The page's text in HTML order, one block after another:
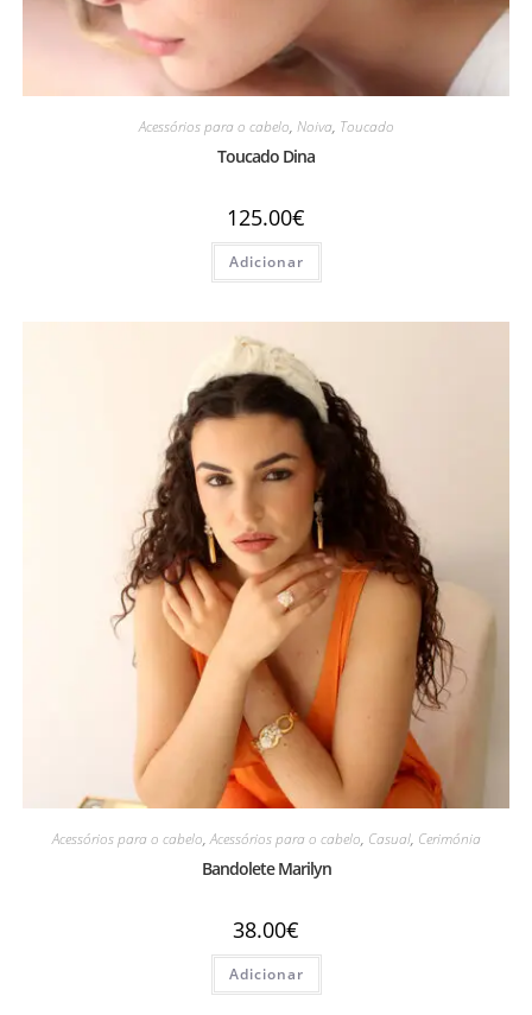
Acessórios para o cabelo, Noiva, Toucado
Toucado Dina
125.00€
Adicionar
Acessórios para o cabelo,Acessórios para o cabelo, Casual, Cerimónia
Bandolete Marilyn
38.00€
Adicionar